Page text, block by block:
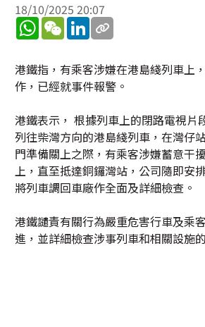
18/10/2025 20:07
WhatsApp
WeChatLinkedIn
港鐵指，有乘客涉嫌在港島綫列車上
作，已經就事件報警。
港鐵表示， 根據列車上的閉路電視片
列往柴灣方向的港島綫列車，在灣仔
門準備關上之際，有乘客涉嫌蓄意干
上，直至抵達銅鑼灣站，公司隨即安
將列車調回車廠作全面及詳細檢查。
港鐵譴責有關行為嚴重危害行車及乘
進，並詳細檢查涉事列車和相關設施